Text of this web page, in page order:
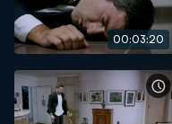
00:03:20